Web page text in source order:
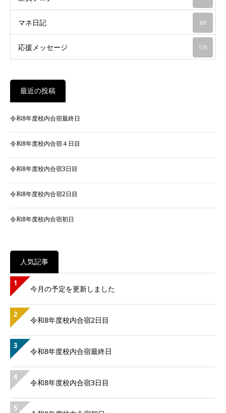
マネ日記 60
応援メッセージ 176
最近の投稿
令和8年度校内合宿最終日
令和8年度校内合宿４日目
令和8年度校内合宿3日目
令和8年度校内合宿2日目
令和8年度校内合宿初日
人気記事
1
今月の予定を更新しました
2
令和8年度校内合宿2日目
3
令和8年度校内合宿最終日
4
令和8年度校内合宿3日目
5